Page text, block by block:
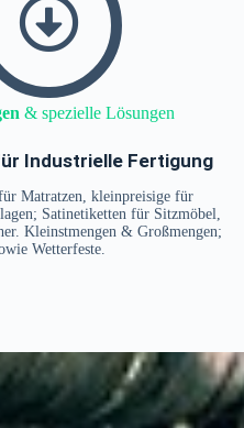
& spezielle Lösungen
Industrielle Fertigung
Matratzen, kleinpreisige für
Satinetiketten für Sitzmöbel,
Kleinstmengen & Großmengen;
Wetterfeste.